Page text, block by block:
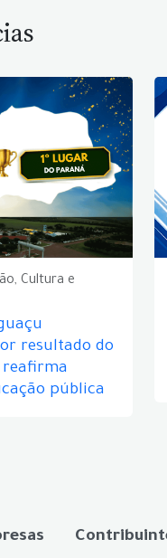
Cultura e
resultado do
reafirma
pública